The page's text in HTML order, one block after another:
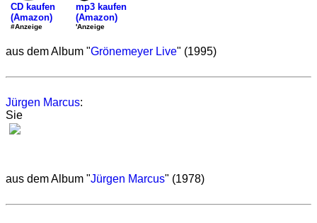
CD kaufen
(Amazon)
#Anzeige
mp3 kaufen
(Amazon)
'Anzeige
aus dem Album "Grönemeyer Live" (1995)
Jürgen Marcus:
Sie
aus dem Album "Jürgen Marcus" (1978)